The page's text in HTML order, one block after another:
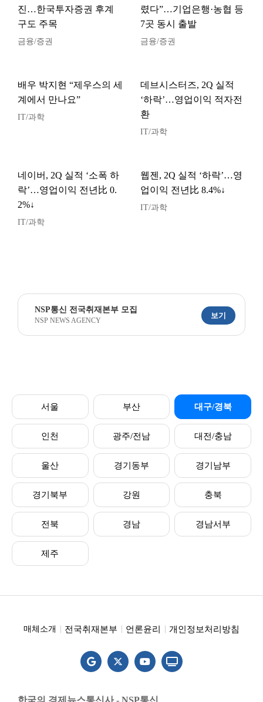
진…한국투자증권 후계
구도 주목
금융/증권
렸다”…기업은행·농협 등
7곳 동시 출발
금융/증권
배우 박지현 “제우스의 세
계에서 만나요”
IT/과학
데브시스터즈, 2Q 실적
‘하락’…영업이익 적자전
환
IT/과학
네이버, 2Q 실적 ‘소폭 하
락’…영업이익 전년比 0.
2%↓
IT/과학
웹젠, 2Q 실적 ‘하락’…영
업이익 전년比 8.4%↓
IT/과학
NSP통신 전국취재본부 모집
NSP NEWS AGENCY
보기
서울 부산 대구/경북
인천 광주/전남 대전/충남
울산 경기동부 경기남부
경기북부 강원 충북
전북 경남 경남서부
제주
매체소개 전국취재본부 언론윤리 개인정보처리방침
한국의 경제뉴스통신사 - NSP통신